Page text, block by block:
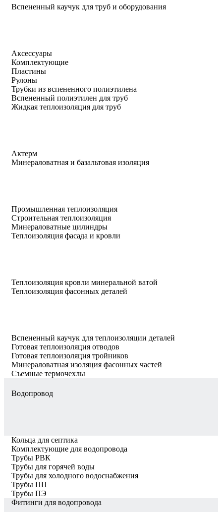
Вспененный каучук для труб и оборудования
Аксессуары
Комплектующие
Пластины
Рулоны
Трубки из вспененного полиэтилена
Вспененный полиэтилен для труб
Жидкая теплоизоляция для труб
Актерм
Минераловатная и базальтовая изоляция
Промышленная теплоизоляция
Строительная теплоизоляция
Минераловатные цилиндры
Теплоизоляция фасада и кровли
Теплоизоляция кровли минеральной ватой
Теплоизоляция фасонных деталей
Вспененный каучук для теплоизоляции деталей
Готовая теплоизоляция отводов
Готовая теплоизоляция тройников
Минераловатная изоляция фасонных частей
Съемные термочехлы
Водопровод
Кольца для септика
Комплектующие для водопровода
Трубы РВК
Трубы для горячей воды
Трубы для холодного водоснабжения
Трубы ПП
Трубы ПЭ
Фитинги для водопровода